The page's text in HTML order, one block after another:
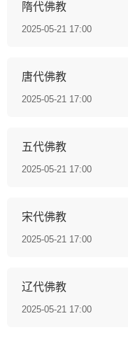
隋代佛教
2025-05-21 17:00
唐代佛教
2025-05-21 17:00
五代佛教
2025-05-21 17:00
宋代佛教
2025-05-21 17:00
辽代佛教
2025-05-21 17:00